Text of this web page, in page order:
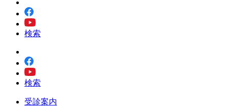
検索
検索
受診案内